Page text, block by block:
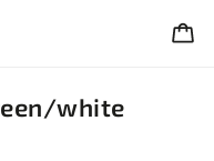
white